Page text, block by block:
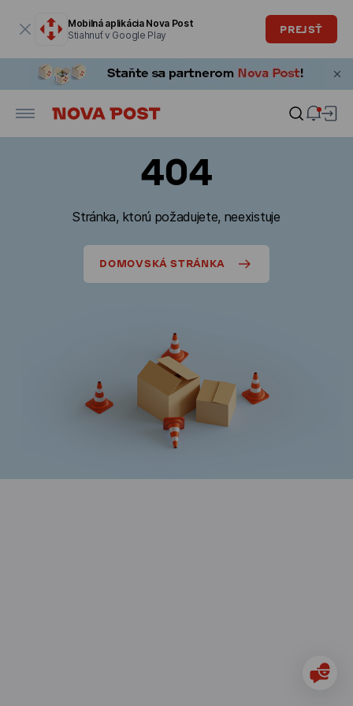
Mobilná aplikácia Nova Post
Stiahnuť v Google Play
PREJSŤ
404
Stránka, ktorú požadujete, neexistuje
DOMOVSKÁ STRÁNKA